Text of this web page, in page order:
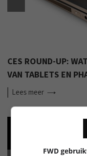
CES ROUND-UP:
VAN TABLETS EN
Lees meer
FWD